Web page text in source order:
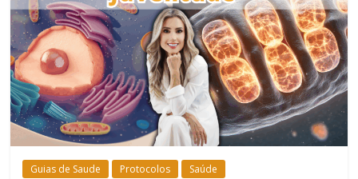
Estar
Guias de Saude Protocolos Saúde